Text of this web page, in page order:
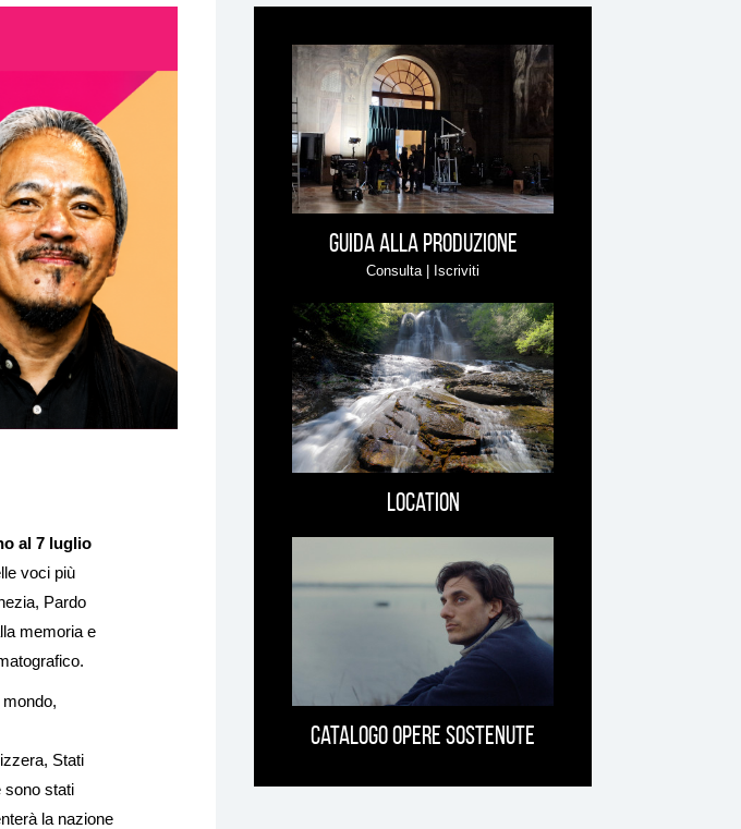
al 7 luglio
voci più
Pardo
memoria e
Stati
sono stati
la nazione
Ti
può
interessare
Guida alla produzione
Consulta | Iscriviti
Location
Catalogo opere sostenute